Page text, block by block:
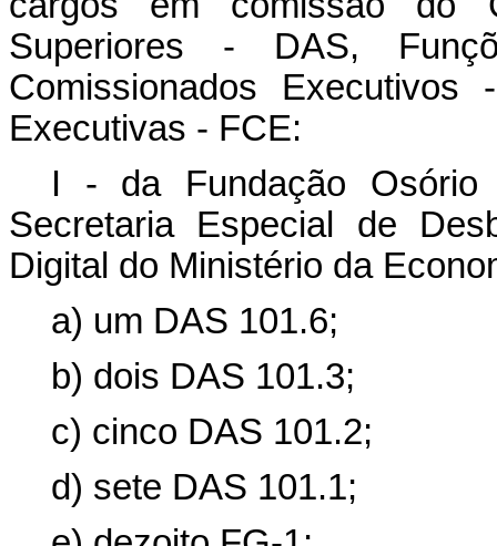
Superiores - DAS,
Comissionados
Executivas - FCE:
I - da Fundação
Secretaria Especial de
Digital do Ministério da
a) um DAS 101.6;
b) dois DAS 101.3;
c) cinco DAS 101.2;
d) sete DAS 101.1;